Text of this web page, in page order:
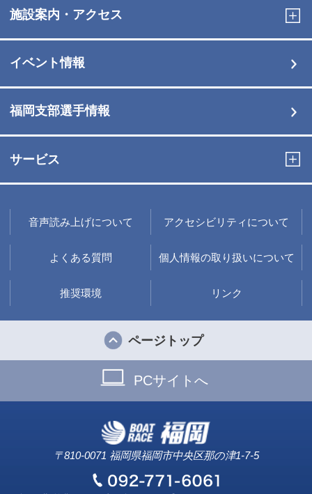
施設案内・アクセス
イベント情報
福岡支部選手情報
サービス
音声読み上げについて アクセシビリティについて
よくある質問 個人情報の取り扱いについて
推奨環境 リンク
ページトップ
PCサイトへ
〒810-0071 福岡県福岡市中央区那の津1-7-5